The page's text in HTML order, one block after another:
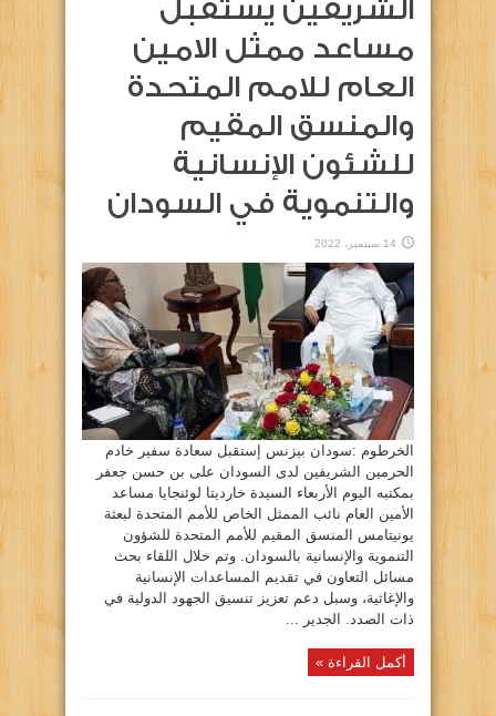
الشريفين يستقبل
مساعد ممثل الامين
العام للامم المتحدة
والمنسق المقيم
للشئون الإنسانية
والتنموية في السودان
14 سبتمبر، 2022
الخرطوم :سودان بيزنس إستقبل سعادة سفير خادم
الحرمين الشريفين لدى السودان على بن حسن جعفر
بمكتبه اليوم الأربعاء السيدة خارديتا لوئنجايا مساعد
الأمين العام نائب الممثل الخاص للأمم المتحدة لبعثة
يونيتامس المنسق المقيم للأمم المتحدة للشؤون
التنموية والإنسانية بالسودان. وتم خلال اللقاء بحث
مسائل التعاون في تقديم المساعدات الإنسانية
والإغاثية، وسبل دعم تعزيز تنسيق الجهود الدولية في
ذات الصدد. الجدير ...
أكمل القراءة »